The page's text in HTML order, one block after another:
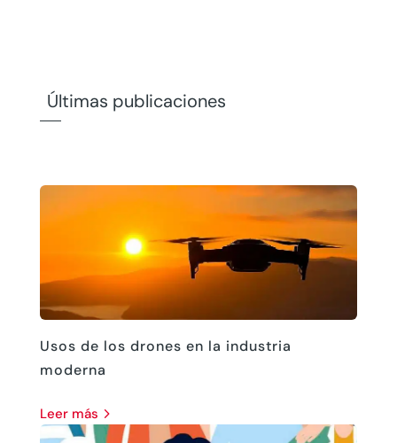
Últimas publicaciones
Usos de los drones en la industria
moderna
leer más